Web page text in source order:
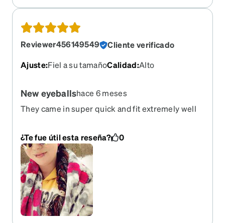
Reviewer456149549
Cliente verificado
Ajuste:Fiel a su tamañoCalidad:Alto
New eyeballshace 6 meses
They came in super quick and fit extremely well
have to pay to have adult glasses shrank down or I
just find good kids glasses these fit perfect and
are super comfy!
¿Te fue útil esta reseña? 0